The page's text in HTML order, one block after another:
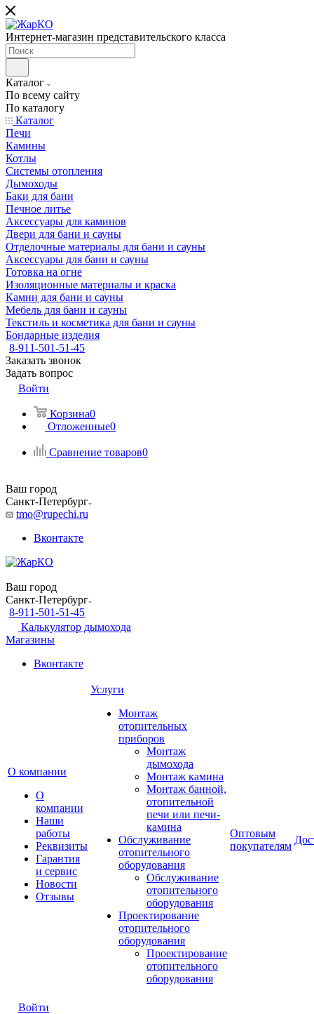
Интернет-магазин представительского класса
Каталог
По всему сайту
По каталогу
Каталог
Печи
Камины
Котлы
Системы отопления
Дымоходы
Баки для бани
Печное литье
Аксессуары для каминов
Двери для бани и сауны
Отделочные материалы для бани и сауны
Аксессуары для бани и сауны
Готовка на огне
Изоляционные материалы и краска
Камни для бани и сауны
Мебель для бани и сауны
Текстиль и косметика для бани и сауны
Бондарные изделия
8-911-501-51-45
Заказать звонок
Задать вопрос
Войти
Корзина0
Отложенные0
Сравнение товаров0
Ваш город
Санкт-Петербург
tmo@rupechi.ru
Вконтакте
Ваш город
Санкт-Петербург
8-911-501-51-45
Калькулятор дымохода
Магазины
Вконтакте
О компании
О
компании
Наши
работы
Реквизиты
Гарантия
и сервис
Новости
Отзывы
Услуги
Монтаж
отопительных
приборов
Монтаж
дымохода
Монтаж камина
Монтаж банной,
отопительной
печи или печи-
камина
Обслуживание
отопительного
оборудования
Обслуживание
отопительного
оборудования
Проектирование
отопительного
оборудования
Проектирование
отопительного
оборудования
Оптовым
покупателям
Войти